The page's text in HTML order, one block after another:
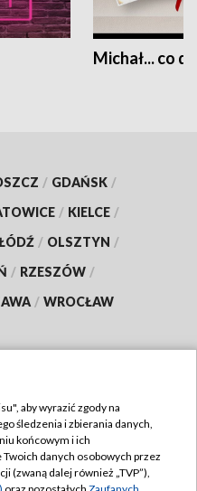
Michał... co
/ GDAŃSK /
/ KIELCE /
/ OLSZTYN /
/ RZESZÓW /
/ WROCŁAW
TVP
aby wyrazić zgody na
śledzenia i zbierania danych,
końcowym i ich
danych osobowych przez
(zwaną dalej również „TVP”),